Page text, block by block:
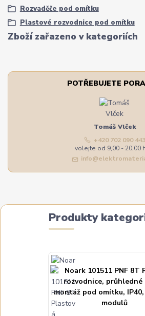
Zboží zařazeno v kategoriích
Rozvaděče pod omítku
Plastové rozvodnice pod omítku
POTŘEBUJETE
Tomáš Vlček
+420 702 090 443
volejte od 9,00 - 20,00
Produkty